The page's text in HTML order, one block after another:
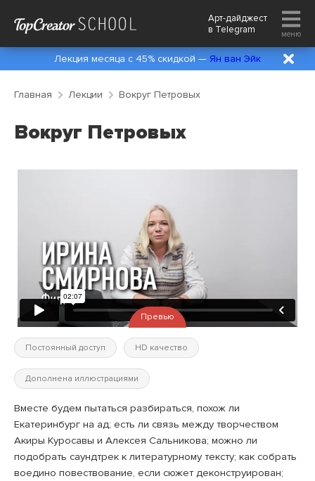
Арт-дайджест
в Telegram меню
Лекция месяца с 45% скидкой — Ян ван Эйк
Главная Лекции Вокруг Петровых
Вокруг Петровых
Превью
Постоянный доступ HD качество
Дополнена иллюстрациями
Вместе будем пытаться разбираться, похож ли
Екатеринбург на ад; есть ли связь между творчеством
Акиры Куросавы и Алексея Сальникова; можно ли
подобрать саундтрек к литературному тексту; как собрать
воедино повествование, если сюжет деконструирован;